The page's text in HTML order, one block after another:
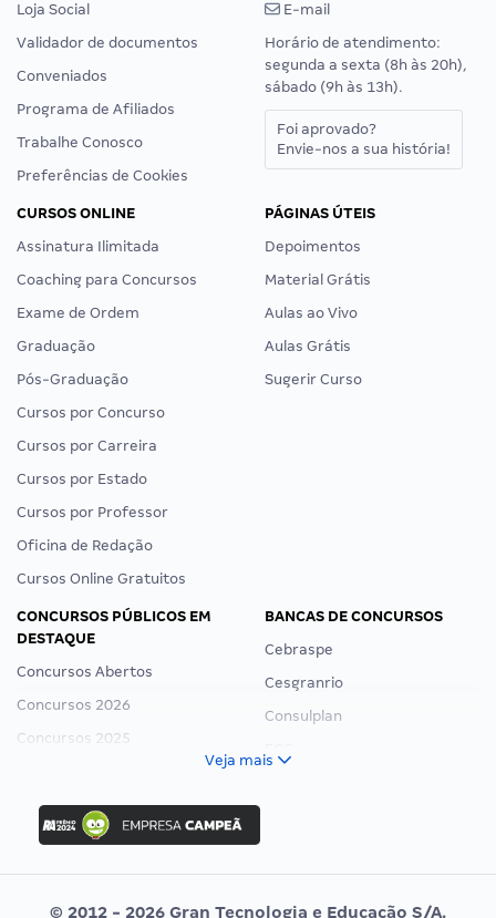
Loja Social
Validador de documentos
Conveniados
Programa de Afiliados
Trabalhe Conosco
Preferências de Cookies
E-mail
Horário de atendimento:
segunda a sexta (8h às 20h),
sábado (9h às 13h).
Foi aprovado?
Envie-nos a sua história!
CURSOS ONLINE
Assinatura Ilimitada
Coaching para Concursos
Exame de Ordem
Graduação
Pós-Graduação
Cursos por Concurso
Cursos por Carreira
Cursos por Estado
Cursos por Professor
Oficina de Redação
Cursos Online Gratuitos
PÁGINAS ÚTEIS
Depoimentos
Material Grátis
Aulas ao Vivo
Aulas Grátis
Sugerir Curso
CONCURSOS PÚBLICOS EM
DESTAQUE
Concursos Abertos
Concursos 2026
Concursos 2025
Concurso Ibama
Concurso MPU
Editais publicados
BANCAS DE CONCURSOS
Cebraspe
Cesgranrio
Consulplan
Veja mais
© 2012 - 2026 Gran Tecnologia e Educação S/A.